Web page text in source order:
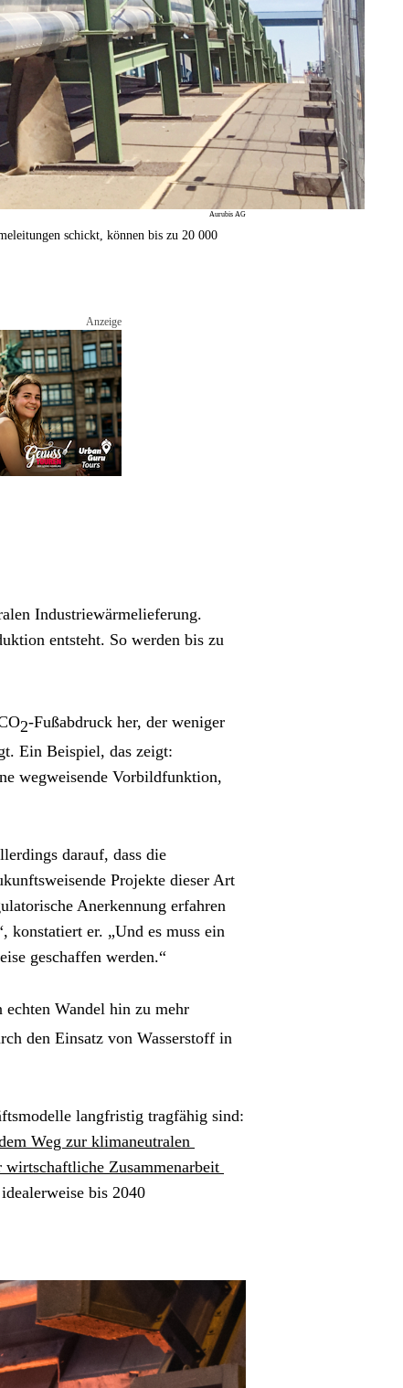
Aurubis AG
schickt, können bis zu 20 000
Industriewärmelieferung.
entsteht. So werden bis zu
2-Fußabdruck her, der weniger
Ein Beispiel, das zeigt:
wegweisende Vorbildfunktion,
darauf, dass die
Projekte dieser Art
Anerkennung erfahren
konstatiert er. „Und es muss ein
geschaffen werden.“
Wandel hin zu mehr
den Einsatz von Wasserstoff in
langfristig tragfähig sind:
Weg zur klimaneutralen
Zusammenarbeit
bis 2040